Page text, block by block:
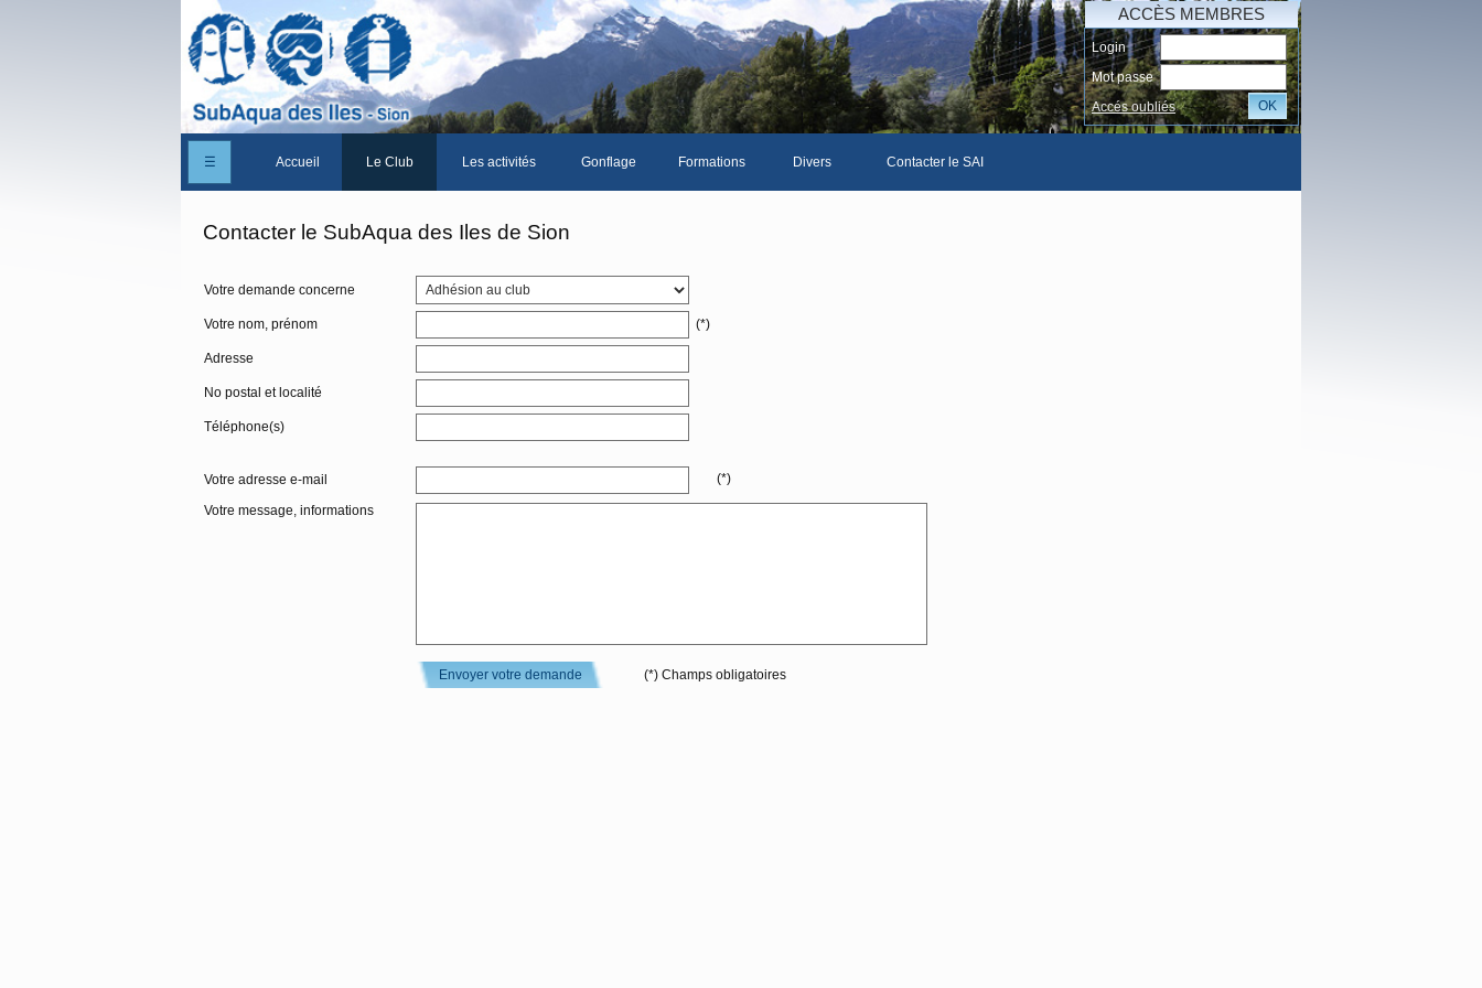
ACCÈS MEMBRES
Login
Mot passe
Accés oubliés
OK
☰ Accueil Le Club
La Cabane des Iles
Le domaine des Iles
Les activités Gonflage Formations Divers Contacter le SAI
Contacter le SubAqua des Iles de Sion
Votre demande concerne
Votre nom, prénom (*)
Adresse
No postal et localité
Téléphone(s)
Votre adresse e-mail (*)
Votre message, informations
Envoyer votre demande (*) Champs obligatoires